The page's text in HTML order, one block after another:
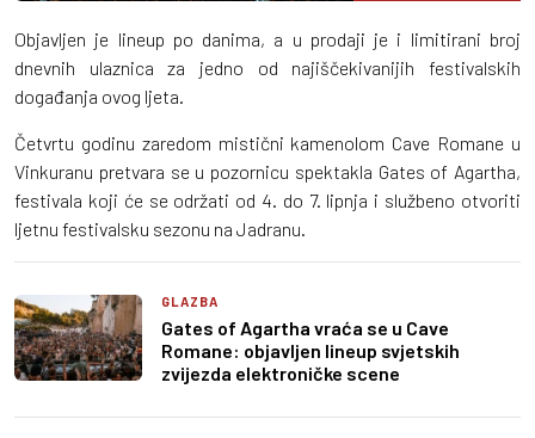
Objavljen je lineup po danima, a u prodaji je i limitirani broj
dnevnih ulaznica za jedno od najiščekivanijih festivalskih
događanja ovog ljeta.
Četvrtu godinu zaredom mistični kamenolom Cave Romane u
Vinkuranu pretvara se u pozornicu spektakla Gates of Agartha,
festivala koji će se održati od 4. do 7. lipnja i službeno otvoriti
ljetnu festivalsku sezonu na Jadranu.
GLAZBA
Gates of Agartha vraća se u Cave
Romane: objavljen lineup svjetskih
zvijezda elektroničke scene